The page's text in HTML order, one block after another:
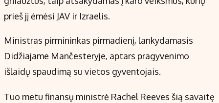
prieš jį ėmėsi JAV ir Izraelis.
Ministras pirmininkas pirmadienį, lankydamasis
Didžiajame Mančesteryje, aptars pragyvenimo
išlaidų spaudimą su vietos gyventojais.
Tuo metu finansų ministrė Rachel Reeves šią savaitę